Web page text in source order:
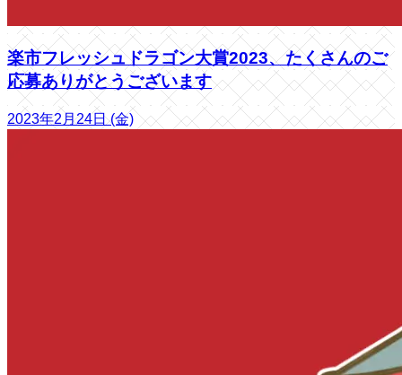
楽市フレッシュドラゴン大賞2023、たくさんのご
応募ありがとうございます
2023年2月24日 (金)